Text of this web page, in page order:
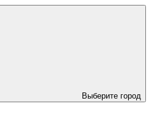
Выберите город